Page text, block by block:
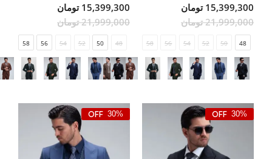
15,399,300 تومان
21,999,000 تومان
48
50
52
54
56
58
15,399,300 تومان
21,999,000 تومان
48
50
52
54
56
58
30%
30%